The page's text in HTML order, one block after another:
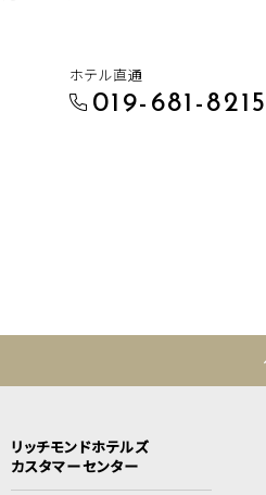
ホテル直通
019-681-8215
リッチモンドホテルズ
カスタマーセンター